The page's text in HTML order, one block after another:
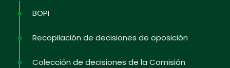
BOPI
Recopilación de decisiones de oposición
Colección de decisiones de la Comisión